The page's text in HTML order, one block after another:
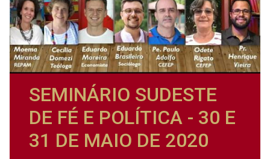
SEMINÁRIO SUDESTE
DE FÉ E POLÍTICA - 30 E
31 DE MAIO DE 2020